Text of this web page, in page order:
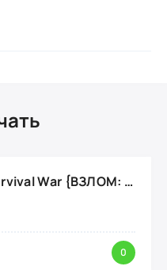
Zombie City:Survival War {ВЗЛОМ: Много денег}
0